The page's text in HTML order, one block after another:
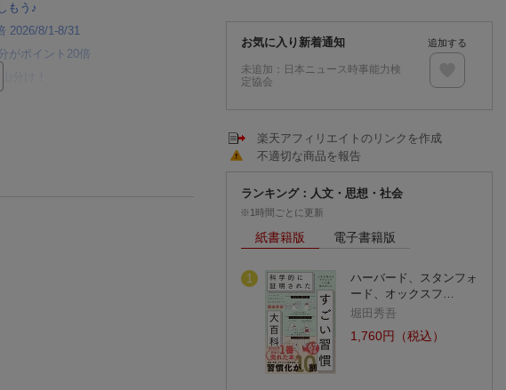
もう♪
2026/8/1-8/31
がポイント20倍
分け！
お気に入り新着通知
未追加： 日本ニュース時事能力検
定協会
追加する
楽天アフィリエイトのリンクを作成
不適切な商品を報告
ランキング：人文・思想・社会
※1時間ごとに更新
紙書籍版 電子書籍版
1
ハーバード、スタンフォ
ード、オックスフ…
堀田秀吾
1,760円（税込）